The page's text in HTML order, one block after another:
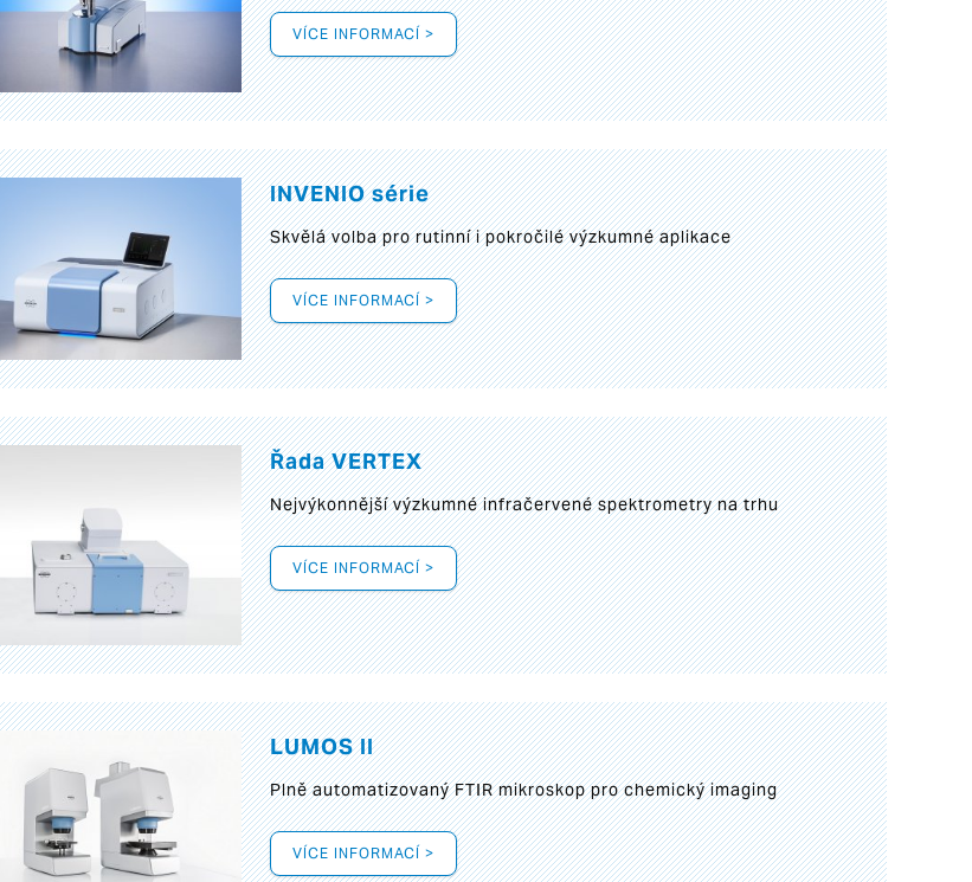
VÍCE INFORMACÍ >
INVENIO série
Skvělá volba pro rutinní i pokročilé výzkumné aplikace
VÍCE INFORMACÍ >
Řada VERTEX
Nejvýkonnější výzkumné infračervené spektrometry na trhu
VÍCE INFORMACÍ >
LUMOS II
Plně automatizovaný FTIR mikroskop pro chemický imaging
VÍCE INFORMACÍ >